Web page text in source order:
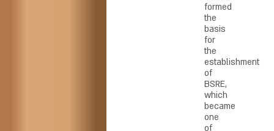
formed
the
basis
for
the
establishment
of
BSRE,
which
became
one
of